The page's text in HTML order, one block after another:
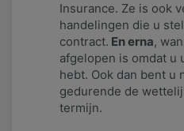
Insurance. Ze is ook
handelingen die u
contract. En erna,
afgelopen is omdat u
hebt. Ook dan bent u
gedurende de
termijn.